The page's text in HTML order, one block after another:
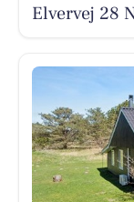
Elvervej 28